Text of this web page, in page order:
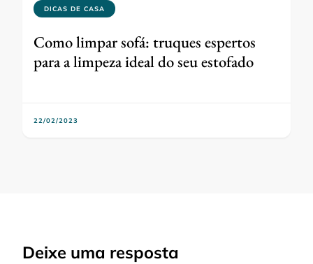
DICAS DE CASA
Como limpar sofá: truques espertos
para a limpeza ideal do seu estofado
22/02/2023
Deixe uma resposta